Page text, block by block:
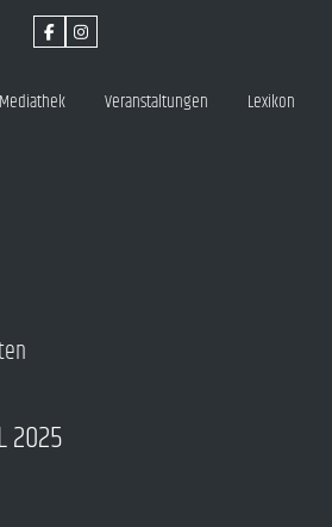
Mediathek Veranstaltungen Lexikon
2025